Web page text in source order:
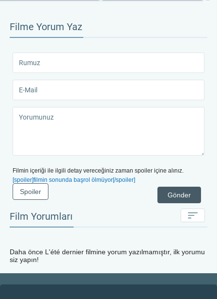
Filme Yorum Yaz
Filmin içeriği ile ilgili detay vereceğiniz zaman spoiler içine alınız.
[spoiler]filmin sonunda başrol ölmüyor[/spoiler]
Gönder
Spoiler
Film Yorumları
Daha önce L'été dernier filmine yorum yazılmamıştır, ilk yorumu
siz yapın!